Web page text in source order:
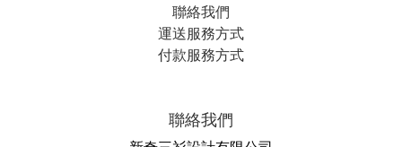
聯絡我們
運送服務方式
付款服務方式
聯絡我們